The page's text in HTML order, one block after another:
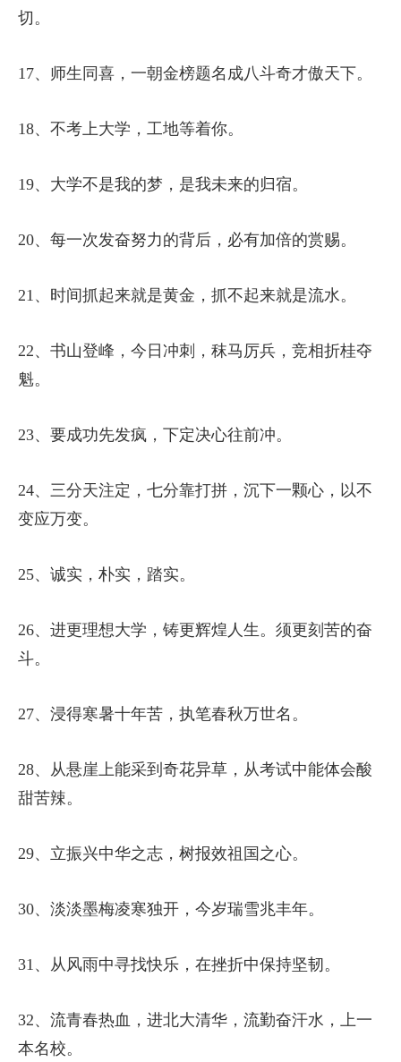
切。
17、师生同喜，一朝金榜题名成八斗奇才傲天下。
18、不考上大学，工地等着你。
19、大学不是我的梦，是我未来的归宿。
20、每一次发奋努力的背后，必有加倍的赏赐。
21、时间抓起来就是黄金，抓不起来就是流水。
22、书山登峰，今日冲刺，秣马厉兵，竞相折桂夺
魁。
23、要成功先发疯，下定决心往前冲。
24、三分天注定，七分靠打拼，沉下一颗心，以不
变应万变。
25、诚实，朴实，踏实。
26、进更理想大学，铸更辉煌人生。须更刻苦的奋
斗。
27、浸得寒暑十年苦，执笔春秋万世名。
28、从悬崖上能采到奇花异草，从考试中能体会酸
甜苦辣。
29、立振兴中华之志，树报效祖国之心。
30、淡淡墨梅凌寒独开，今岁瑞雪兆丰年。
31、从风雨中寻找快乐，在挫折中保持坚韧。
32、流青春热血，进北大清华，流勤奋汗水，上一
本名校。